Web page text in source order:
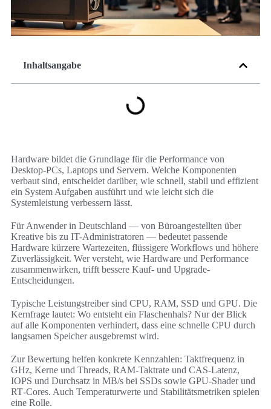
Inhaltsangabe
Hardware bildet die Grundlage für die Performance von
Desktop-PCs, Laptops und Servern. Welche Komponenten
verbaut sind, entscheidet darüber, wie schnell, stabil und effizient
ein System Aufgaben ausführt und wie leicht sich die
Systemleistung verbessern lässt.
Für Anwender in Deutschland — von Büroangestellten über
Kreative bis zu IT-Administratoren — bedeutet passende
Hardware kürzere Wartezeiten, flüssigere Workflows und höhere
Zuverlässigkeit. Wer versteht, wie Hardware und Performance
zusammenwirken, trifft bessere Kauf- und Upgrade-
Entscheidungen.
Typische Leistungstreiber sind CPU, RAM, SSD und GPU. Die
Kernfrage lautet: Wo entsteht ein Flaschenhals? Nur der Blick
auf alle Komponenten verhindert, dass eine schnelle CPU durch
langsamen Speicher ausgebremst wird.
Zur Bewertung helfen konkrete Kennzahlen: Taktfrequenz in
GHz, Kerne und Threads, RAM-Taktrate und CAS-Latenz,
IOPS und Durchsatz in MB/s bei SSDs sowie GPU‑Shader und
RT‑Cores. Auch Temperaturwerte und Stabilitätsmetriken spielen
eine Rolle.